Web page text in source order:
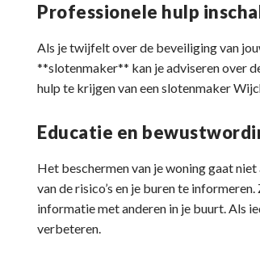
Professionele hulp
Als je twijfelt over de beveiliging van
**slotenmaker** kan je adviseren over
hulp te krijgen van een slotenmaker
Educatie en
Het beschermen van je woning gaat
van de risico’s en je buren te
informatie met anderen in je buurt. Als
verbeteren.